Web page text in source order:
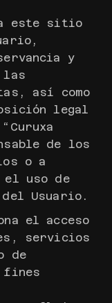
a este sitio
y
las
así como
legal
de los
o a
el uso de
Usuario.
el acceso
servicios
de
fines